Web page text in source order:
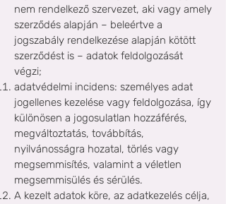
nem rendelkező szervezet, aki vagy amely
szerződés alapján – beleértve a
jogszabály rendelkezése alapján kötött
szerződést is – adatok feldolgozását
végzi;
adatvédelmi incidens: személyes adat
jogellenes kezelése vagy feldolgozása, így
különösen a jogosulatlan hozzáférés,
megváltoztatás, továbbítás,
nyilvánosságra hozatal, törlés vagy
megsemmisítés, valamint a véletlen
megsemmisülés és sérülés.
A kezelt adatok köre, az adatkezelés célja,